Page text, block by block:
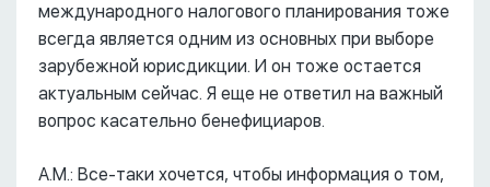
международного налогового планирования тоже
всегда является одним из основных при выборе
зарубежной юрисдикции. И он тоже остается
актуальным сейчас. Я еще не ответил на важный
вопрос касательно бенефициаров.
А.М.: Все-таки хочется, чтобы информация о том,